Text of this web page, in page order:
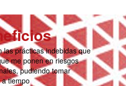
las prácticas indebidas que
me ponen en riesgos
pudiendo tomar
tiempo